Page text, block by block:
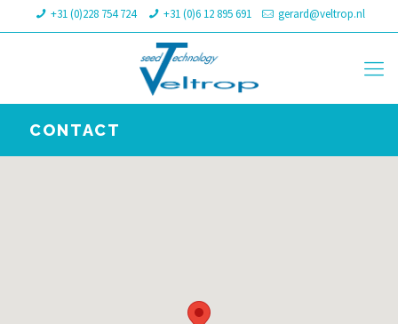
+31 (0)228 754 724 +31 (0)6 12 895 691 gerard@veltrop.nl
CONTACT